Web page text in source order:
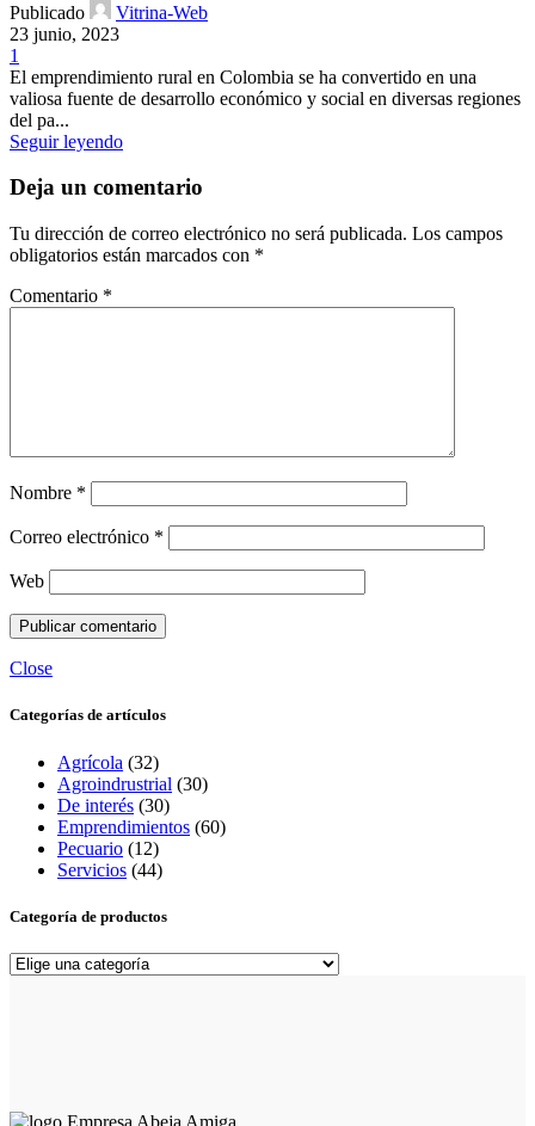
Publicado
Vitrina-Web
23 junio, 2023
1
El emprendimiento rural en Colombia se ha convertido en una
valiosa fuente de desarrollo económico y social en diversas regiones
del pa...
Seguir leyendo
Deja un comentario
Tu dirección de correo electrónico no será publicada. Los campos
obligatorios están marcados con *
Comentario *
Nombre *
Correo electrónico *
Web
Close
Categorías de artículos
Agrícola (32)
Agroindrustrial (30)
De interés (30)
Emprendimientos (60)
Pecuario (12)
Servicios (44)
Categoría de productos